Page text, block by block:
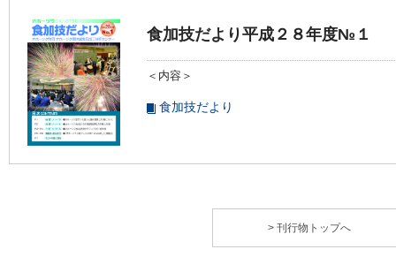
食加技だより平成２８年度№１
＜内容＞
食加技だより
> 刊行物トップへ